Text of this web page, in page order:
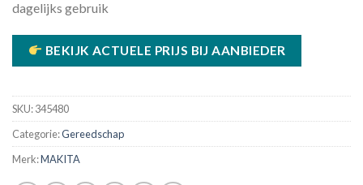
dagelijks gebruik
BEKIJK ACTUELE PRIJS BIJ AANBIEDER
SKU:345480
Categorie:Gereedschap
Merk:MAKITA